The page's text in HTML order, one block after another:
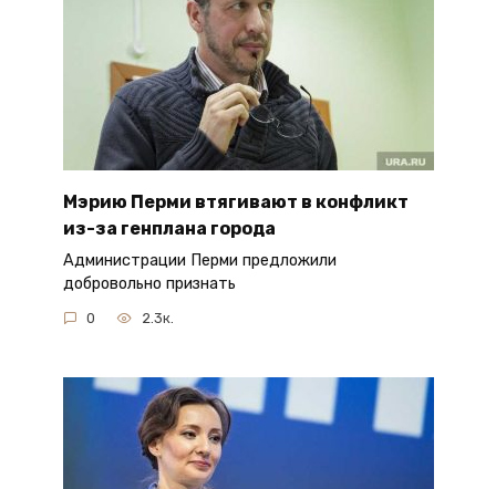
Мэрию Перми втягивают в конфликт
из-за генплана города
Администрации Перми предложили
добровольно признать
0 2.3к.